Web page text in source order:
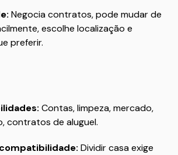
Negocia contratos, pode mudar de
escolhe localização e
preferir.
Contas, limpeza, mercado,
contratos de aluguel.
Dividir casa exige